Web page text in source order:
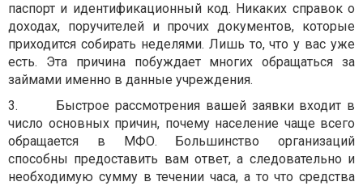
паспорт и идентификационный код. Никаких справок о
доходах, поручителей и прочих документов, которые
приходится собирать неделями. Лишь то, что у вас уже
есть. Эта причина побуждает многих обращаться за
займами именно в данные учреждения.
3.
Быстрое рассмотрения вашей заявки входит в
число основных причин, почему население чаще всего
обращается в МФО. Большинство организаций
способны предоставить вам ответ, а следовательно и
необходимую сумму в течении часа, а то что средства